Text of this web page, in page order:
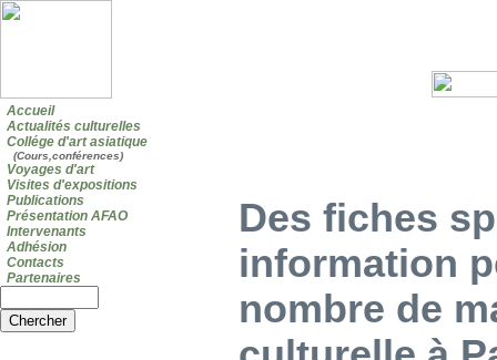
Accueil
Actualités culturelles
Collége d'art asiatique
(Cours,conférences)
Voyages d'art
Visites d'expositions
Publications
Présentation AFAO
Intervenants
Adhésion
Contacts
Partenaires
Des fiches
information
nombre de